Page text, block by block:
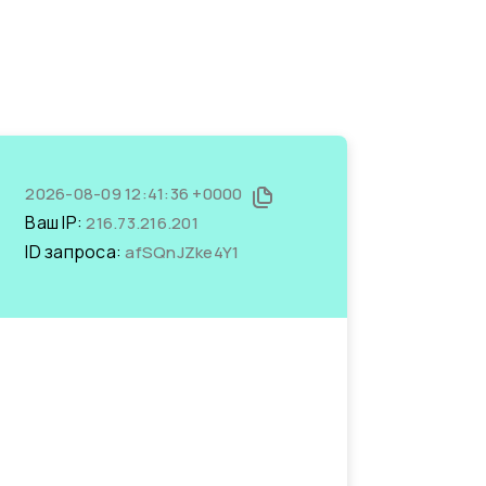
2026-08-09 12:41:36 +0000
Ваш IP:216.73.216.201
ID запроса:afSQnJZke4Y1